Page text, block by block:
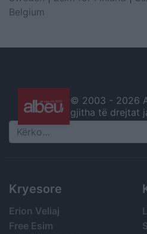
Belgium
© 2003 - 2026
gjitha të drejtat
Search
Kryesore
Erion Veliaj
Free Esim